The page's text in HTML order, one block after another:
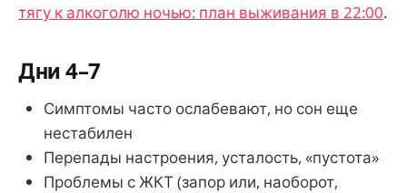
тягу к алкоголю ночью: план выживания в 22:00.
Дни 4–7
Симптомы часто ослабевают, но сон еще
нестабилен
Перепады настроения, усталость, «пустота»
Проблемы с ЖКТ (запор или, наоборот,